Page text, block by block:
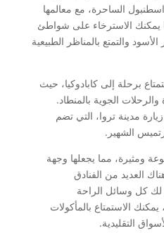
الساحرة، مع معالمها
يمكنك الاسترخاء على شواطئ
والتمتع بالمناظر الطبيعية
برحلة إلى كابادوكيا، حيث
والرحلات الجوية بالمنطاد.
مدينة تروا، التي تضم
الشهير.
ومثيرة، مما يجعلها وجهة
العديد من الفنادق
لك كل وسائل الراحة
الاستمتاع بالمأكولات
التقليدية.